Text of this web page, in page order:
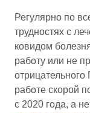
Регулярно по
трудностях с
ковидом
работу или не
работе скорой
с 2020 года, а